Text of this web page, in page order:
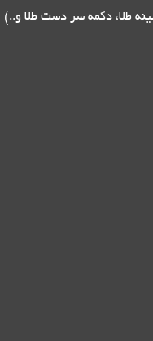
طلا، دکمه سر دست طلا و..)